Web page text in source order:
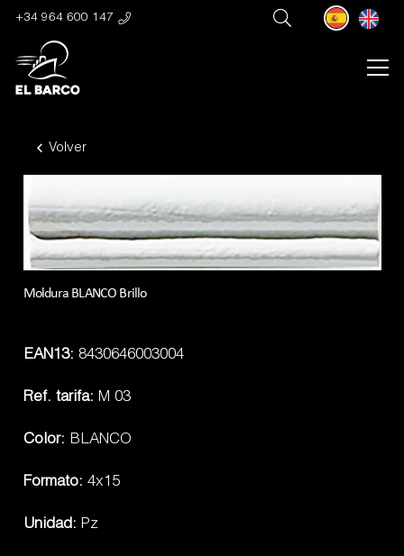
+34 964 600 147
Volver
Moldura BLANCO Brillo
EAN13: 8430646003004
Ref. tarifa: M 03
Color: BLANCO
Formato: 4x15
Unidad: Pz